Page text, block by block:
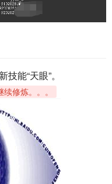
能“天眼”。
修炼。。。